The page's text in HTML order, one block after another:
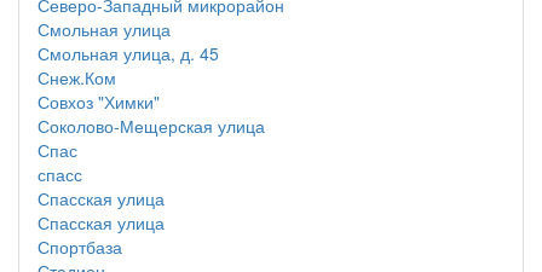
Северо-Западный микрорайон
Смольная улица
Смольная улица, д. 45
Снеж.Ком
Совхоз "Химки"
Соколово-Мещерская улица
Спас
спасс
Спасская улица
Спасская улица
Спортбаза